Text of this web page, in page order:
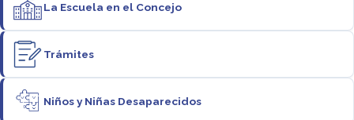
La Escuela en el Concejo
Trámites
Niños y Niñas Desaparecidos